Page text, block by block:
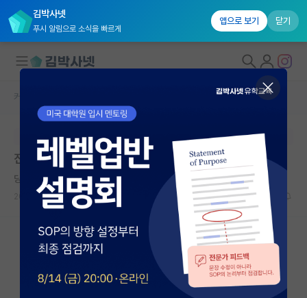
김박사넷
푸시 알림으로 소식을 빠르게
앱으로 보기 닫기
대학원생 모집
국내대학원 정보
연구실&오픈랩
커뮤니티
커뮤니티 홈
전체글보기
베스트 게시판
커뮤니티 홈
본문이 수정되지 않는 박제글입니다.
진로고민
당당한 어니스트 러더퍼드
2023.08.31 1 1784